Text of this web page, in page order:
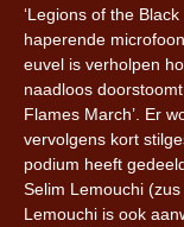
‘Legions of the
haperende
euvel is verholpen
naadloos
Flames March’. Er
vervolgens kort
podium heeft
Selim Lemouchi
Lemouchi is ook